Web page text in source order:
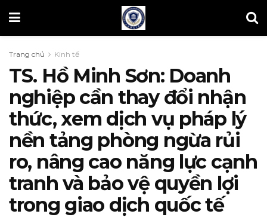
Trang chủ Kinh tế
TS. Hồ Minh Sơn: Doanh
nghiệp cần thay đổi nhận
thức, xem dịch vụ pháp lý
nền tảng phòng ngừa rủi
ro, nâng cao năng lực cạnh
tranh và bảo vệ quyền lợi
trong giao dịch quốc tế